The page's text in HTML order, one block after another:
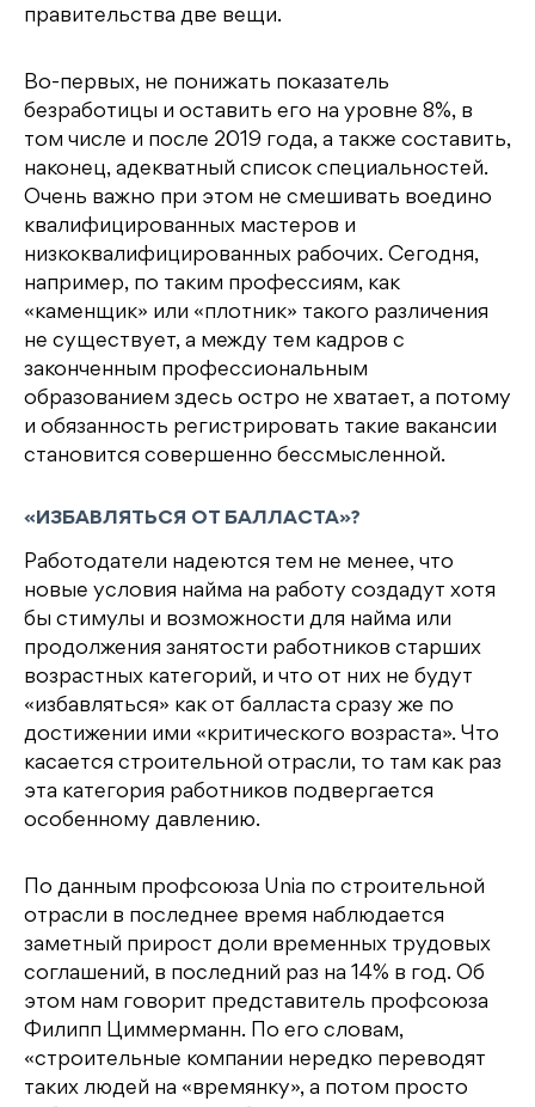
правительства две вещи.
Во-первых, не понижать показатель
безработицы и оставить его на уровне 8%, в
том числе и после 2019 года, а также составить,
наконец, адекватный список специальностей.
Очень важно при этом не смешивать воедино
квалифицированных мастеров и
низкоквалифицированных рабочих. Сегодня,
например, по таким профессиям, как
«каменщик» или «плотник» такого различения
не существует, а между тем кадров с
законченным профессиональным
образованием здесь остро не хватает, а потому
и обязанность регистрировать такие вакансии
становится совершенно бессмысленной.
«ИЗБАВЛЯТЬСЯ ОТ БАЛЛАСТА»?
Работодатели надеются тем не менее, что
новые условия найма на работу создадут хотя
бы стимулы и возможности для найма или
продолжения занятости работников старших
возрастных категорий, и что от них не будут
«избавляться» как от балласта сразу же по
достижении ими «критического возраста». Что
касается строительной отрасли, то там как раз
эта категория работников подвергается
особенному давлению.
По данным профсоюза Unia по строительной
отрасли в последнее время наблюдается
заметный прирост доли временных трудовых
соглашений, в последний раз на 14% в год. Об
этом нам говорит представитель профсоюза
Филипп Циммерманн. По его словам,
«строительные компании нередко переводят
таких людей на «времянку», а потом просто